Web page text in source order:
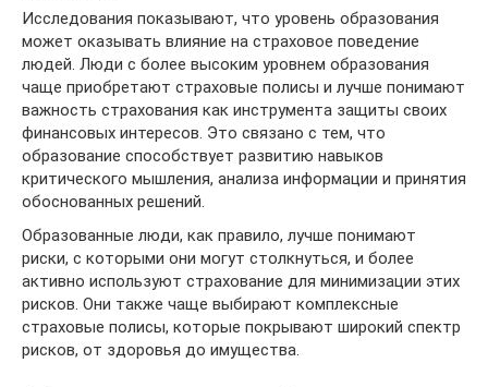
Исследования показывают, что уровень образования
может оказывать влияние на страховое поведение
людей. Люди с более высоким уровнем образования
чаще приобретают страховые полисы и лучше понимают
важность страхования как инструмента защиты своих
финансовых интересов. Это связано с тем, что
образование способствует развитию навыков
критического мышления, анализа информации и принятия
обоснованных решений.
Образованные люди, как правило, лучше понимают
риски, с которыми они могут столкнуться, и более
активно используют страхование для минимизации этих
рисков. Они также чаще выбирают комплексные
страховые полисы, которые покрывают широкий спектр
рисков, от здоровья до имущества.